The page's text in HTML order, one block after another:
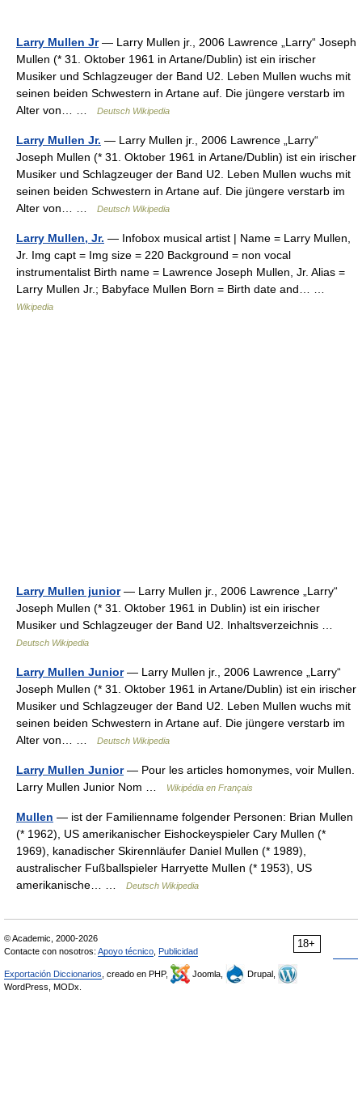
Larry Mullen Jr— Larry Mullen jr., 2006 Lawrence „Larry“ Joseph
Mullen (* 31. Oktober 1961 in Artane/Dublin) ist ein irischer
Musiker und Schlagzeuger der Band U2. Leben Mullen wuchs mit
seinen beiden Schwestern in Artane auf. Die jüngere verstarb im
Alter von… …
Deutsch Wikipedia
Larry Mullen Jr. — Larry Mullen jr., 2006 Lawrence „Larry“
Joseph Mullen (* 31. Oktober 1961 in Artane/Dublin) ist ein irischer
Musiker und Schlagzeuger der Band U2. Leben Mullen wuchs mit
seinen beiden Schwestern in Artane auf. Die jüngere verstarb im
Alter von… …
Deutsch Wikipedia
Larry Mullen, Jr. — Infobox musical artist | Name = Larry Mullen,
Jr. Img capt = Img size = 220 Background = non vocal
instrumentalist Birth name = Lawrence Joseph Mullen, Jr. Alias =
Larry Mullen Jr.; Babyface Mullen Born = Birth date and… …
Wikipedia
Larry Mullen junior— Larry Mullen jr., 2006 Lawrence „Larry“
Joseph Mullen (* 31. Oktober 1961 in Dublin) ist ein irischer
Musiker und Schlagzeuger der Band U2. Inhaltsverzeichnis …
Deutsch Wikipedia
Larry Mullen Junior— Larry Mullen jr., 2006 Lawrence „Larry“
Joseph Mullen (* 31. Oktober 1961 in Artane/Dublin) ist ein irischer
Musiker und Schlagzeuger der Band U2. Leben Mullen wuchs mit
seinen beiden Schwestern in Artane auf. Die jüngere verstarb im
Alter von… …
Deutsch Wikipedia
Larry Mullen Junior— Pour les articles homonymes, voir Mullen.
Larry Mullen Junior Nom …
Wikipédia en Français
Mullen — ist der Familienname folgender Personen: Brian Mullen
(* 1962), US amerikanischer Eishockeyspieler Cary Mullen (*
1969), kanadischer Skirennläufer Daniel Mullen (* 1989),
australischer Fußballspieler Harryette Mullen (* 1953), US
amerikanische… …
Deutsch Wikipedia
18+
© Academic, 2000-2026
Contacte con nosotros: Apoyo técnico Publicidad
Exportación Diccionarios , creado en PHP, Joomla,
Drupal,
WordPress, MODx.